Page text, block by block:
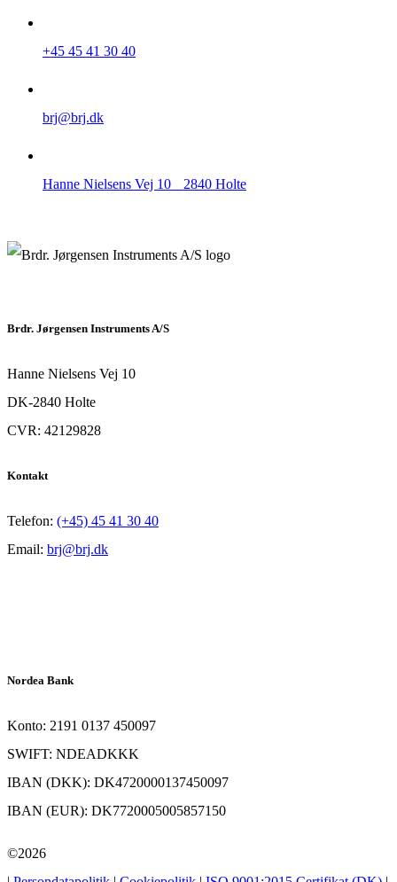
+45 45 41 30 40
brj@brj.dk
Hanne Nielsens Vej 10 2840 Holte
Brdr. Jørgensen Instruments A/S
Hanne Nielsens Vej 10
DK-2840 Holte
CVR: 42129828
Kontakt
Telefon: (+45) 45 41 30 40
Email: brj@brj.dk
Nordea Bank
Konto: 2191 0137 450097
SWIFT: NDEADKKK
IBAN (DKK): DK4720000137450097
IBAN (EUR): DK7720005005857150
©2026